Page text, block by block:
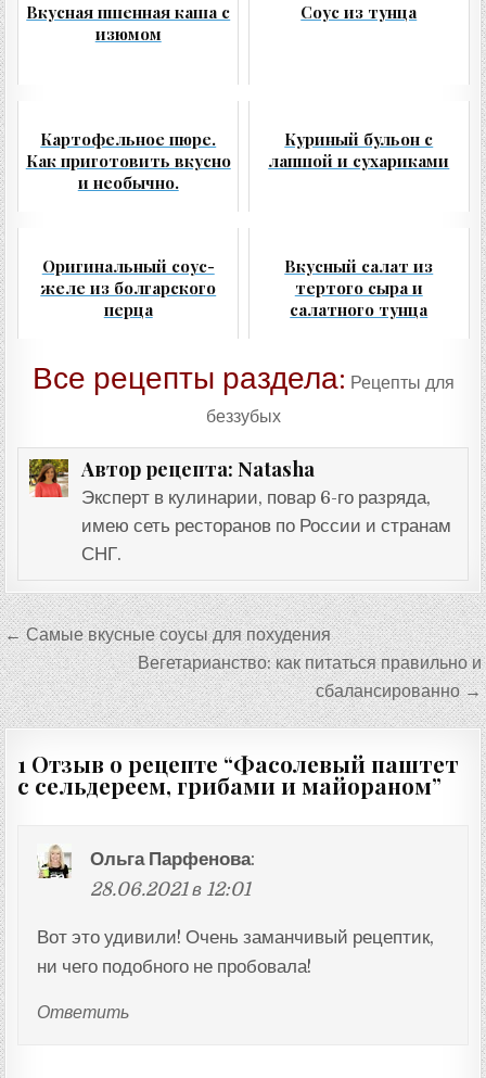
Вкусная пшенная каша с
изюмом
Соус из тунца
Картофельное пюре.
Как приготовить вкусно
и необычно.
Куриный бульон с
лапшой и сухариками
Оригинальный соус-
желе из болгарского
перца
Вкусный салат из
тертого сыра и
салатного тунца
Все рецепты раздела: Рецепты для
беззубых
Автор рецепта: Natasha
Эксперт в кулинарии, повар 6-го разряда,
имею сеть ресторанов по России и странам
СНГ.
Навигация
по
записям
← Самые вкусные соусы для похудения
Вегетарианство: как питаться правильно и
сбалансированно →
1 Отзыв о рецепте “Фасолевый паштет
с сельдереем, грибами и майораном”
Ольга Парфенова:
28.06.2021 в 12:01
Вот это удивили! Очень заманчивый рецептик,
ни чего подобного не пробовала!
Ответить